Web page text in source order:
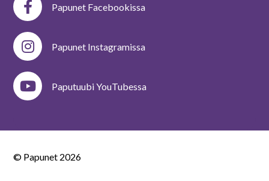
Papunet Facebookissa
Papunet Instagramissa
Paputuubi YouTubessa
© Papunet 2026